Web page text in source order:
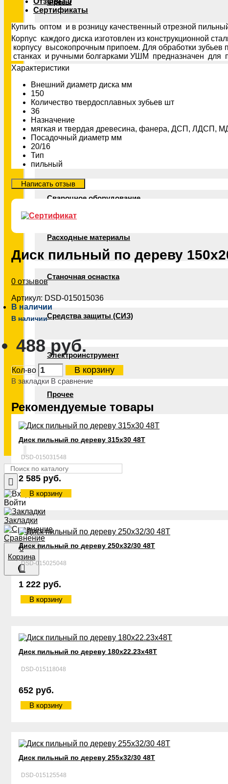
Фрезы
Ключи и биты
Шлифовальный инструмент
Резьбонарезной инструмент
Измерительный инструмент
Сварочное оборудование
Расходные материалы
Станочная оснастка
Средства защиты (СИЗ)
Электроинструмент
Прочее
Войти
Закладки
Сравнение
0
Корзина
Сертификаты
Купить оптом и в розницу качественный отрезной
Корпус каждого диска изготовлен из конструкционной
корпусу высокопрочным припоем. Для обработки зубьев
станках и ручными болгарками УШМ предназначен для
Xарактеристики
Внешний диаметр диска мм
150
Количество твердосплавных зубьев шт
36
Назначение
мягкая и твердая древесина, фанера, ДСП, ЛДСП,
Посадочный диаметр мм
20/16
Тип
пильный
Диск пильный по дереву
0 отзывов
Артикул: DSD-015015036
В наличии
В наличии
488 руб.
Кол-во В корзину
В закладки В сравнение
Рекомендуемые товары
Диск пильный по дереву 315х30 48Т
DSD-015031548
2 585 руб.
В корзину
Диск пильный по дереву 250х32/30 48Т
DSD-015025048
1 222 руб.
В корзину
Диск пильный по дереву 180х22.23х48Т
DSD-015118048
652 руб.
В корзину
Диск пильный по дереву 255х32/30 48Т
DSD-015125548